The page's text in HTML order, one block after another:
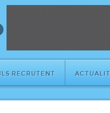
ILS RECRUTENT